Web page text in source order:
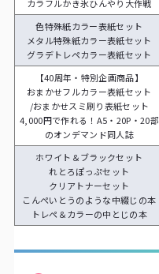
カラフルかき氷ひんやり大作戦
色特殊紙カラー表紙セット
メタル特殊紙カラー表紙セット
グラデトレペカラー表紙セット
【40周年・特別企画商品】
おまかせフルカラー表紙セット
/おまかせスミ刷り表紙セット
4,000円で作れる！A5・20P・20部
のオンデマンド同人誌
ホワイト＆ブラックセット
れとろぽっぷセット
クリアトナーセット
こんぺいとうのような中綴じの本
トレペ＆カラーの中とじの本